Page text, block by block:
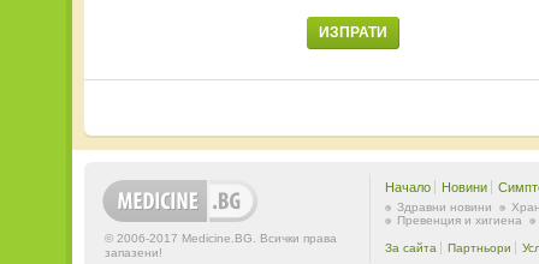
ИЗПРАТИ
© 2006-2017 Medicine.BG. Всички права
запазени!
Начало Новини
Здравни новини
Превенция и хигиена
За сайта Партньори